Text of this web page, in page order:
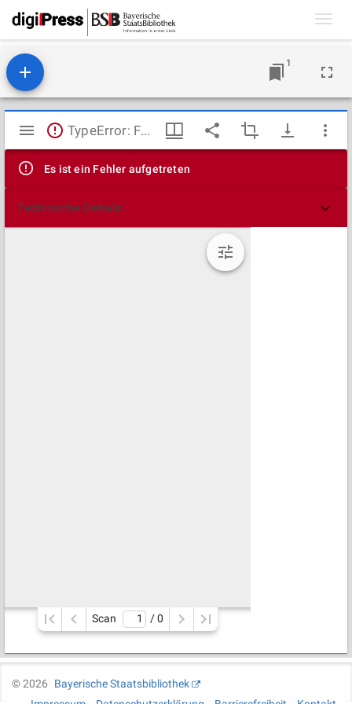
1
Mirador
Viewer
TypeError: Failed to fetch
Es ist ein Fehler aufgetreten
Technische Details
Scan / 0
©2026
Bayerische Staatsbibliothek